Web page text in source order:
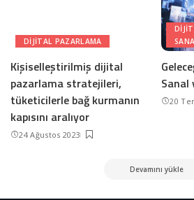
DIJITAL PAZARLAMA
Kişiselleştirilmiş dijital
pazarlama stratejileri,
tüketicilerle bağ kurmanın
kapısını aralıyor
24 Ağustos 2023
Sanal
20
Devamını yükle